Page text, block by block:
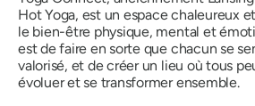
Hot Yoga, est un espace chaleureux
le bien-être physique, mental et
est de faire en sorte que chacun se
valorisé, et de créer un lieu où tous
évoluer et se transformer ensemble.